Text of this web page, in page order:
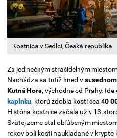
Kostnica v Sedlci, Česká republika
Za jedinečným strašidelným
Nachádza sa totiž hneď v
Kutná Hore,východne od Prahy. Ide
kaplnku, ktorú zdobia kosti cca 40
História kostnice začala už v
Svätej zeme stal obľúbeným
rokov boli kosti naukladané v krypte